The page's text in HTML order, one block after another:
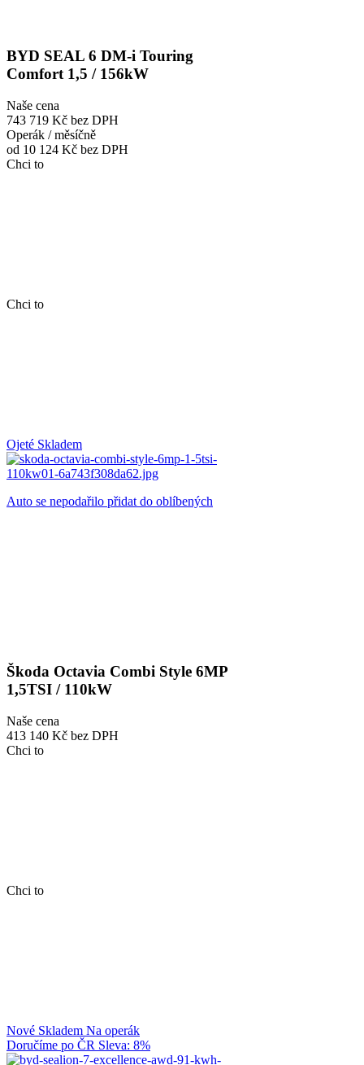
BYD SEAL 6 DM-i Touring
Comfort 1,5 / 156kW
Naše cena
743 719 Kč bez DPH
Operák / měsíčně
od 10 124 Kč bez DPH
Chci to
Chci to
Ojeté Skladem
Auto se nepodařilo přidat do oblíbených
Škoda Octavia Combi Style 6MP
1,5TSI / 110kW
Naše cena
413 140 Kč bez DPH
Chci to
Chci to
Nové Skladem Na operák
Doručíme po ČR Sleva: 8%